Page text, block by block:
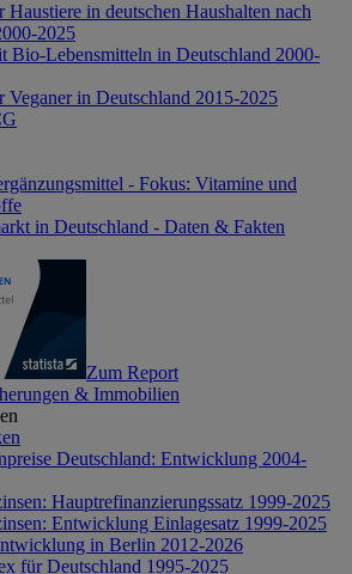
Haustiere in deutschen Haushalten nach
2025
Bio-Lebensmitteln in Deutschland 2000-
Veganer in Deutschland 2015-2025
- Fokus: Vitamine und
in Deutschland - Daten & Fakten
Zum Report
& Immobilien
Deutschland: Entwicklung 2004-
Hauptrefinanzierungssatz 1999-2025
Entwicklung Einlagesatz 1999-2025
in Berlin 2012-2026
für Deutschland 1995-2025